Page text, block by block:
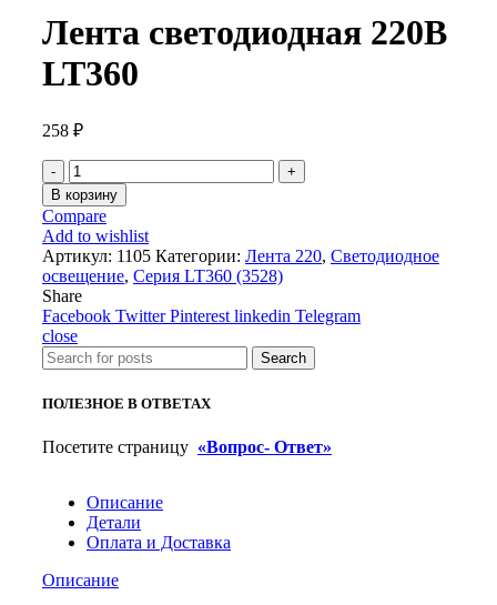
Лента светодиодная 220В
LT360
258 ₽
Количество
товара
Лента
светодиодная
220В
LT360
В корзину
Compare
Add to wishlist
Артикул: 1105 Категории: Лента 220, Светодиодное
освещение, Серия LT360 (3528)
Share
Facebook Twitter Pinterest linkedin Telegram
close
Search
ПОЛЕЗНОЕ В ОТВЕТАХ
Посетите страницу «Вопрос- Ответ»
Описание
Детали
Оплата и Доставка
Описание